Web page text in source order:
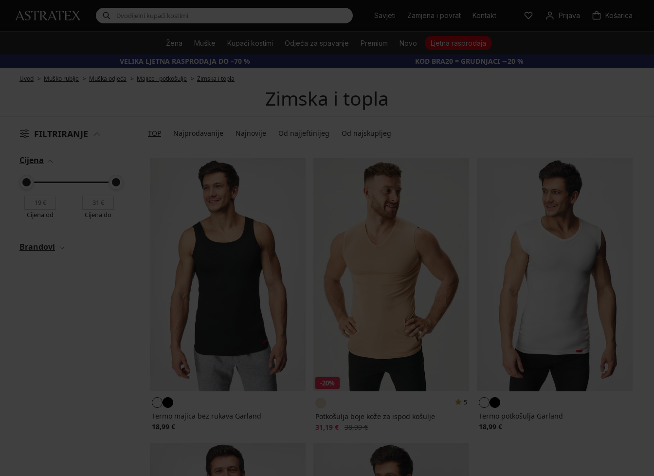
TražitiSavjeti Zamjena i povrat Kontakt Prijava Košarica
Žena Muške Kupaći kostimi Odjeća za spavanje Premium Novo Ljetna rasprodaja
VELIKA LJETNA RASPRODAJA DO –70 % KOD BRA20 = GRUDNJACI −20 %
Uvod Muško rublje Muška odjeća Majice i potkošulje Zimska i topla
Zimska i topla
FILTRIRANJE TOP Najprodavanije Najnovije Od najjeftinijeg Od najskupljeg
Cijena
Cijena od Cijena do
Brandovi
Termo majica bez rukava Garland
18,99 €
-20%
5
Potkošulja boje kože za ispod košulje
Popust
31,19 € Prvobitna cijena
38,99 €
Termo potkošulja Garland
18,99 €